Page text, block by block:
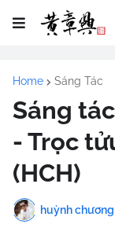
Home Sáng Tác
Sáng
- Trọc
(HCH)
huỳnh